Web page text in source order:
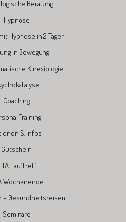
Beratung
Hypnose
Hypnose in 2 Tagen
in Bewegung
Kinesiologie
Coaching
Training
& Infos
Gutschein
Lauftreff
Wochenende
– Gesundheitsreisen
Seminare